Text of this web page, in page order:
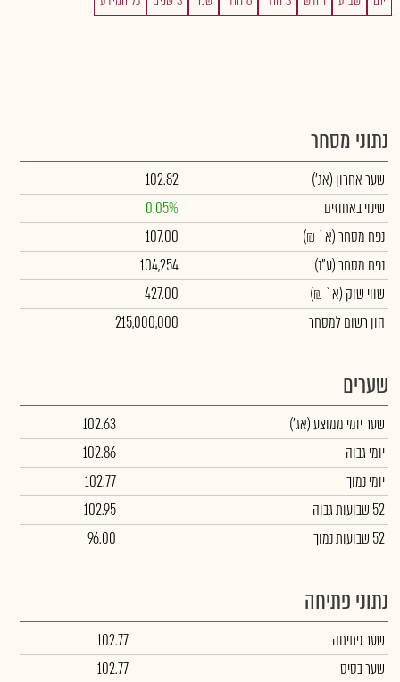
נתוני מסחר
שער אחרון (אג')
102.82
שינוי באחוזים
0.05%
נפח מסחר(א` ₪)
107.00
נפח מסחר(ע"נ)
104,254
שווי שוק (א` ₪)
427.00
הון רשום למסחר
215,000,000
שערים
שער יומי ממוצע(אג')
102.63
יומי גבוה
102.86
יומי נמוך
102.77
52 שבועות גבוה
102.95
52 שבועות נמוך
96.00
נתוני פתיחה
שער פתיחה
102.77
שער בסיס
102.77